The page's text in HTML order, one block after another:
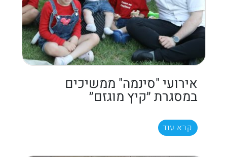
אירועי "סינמה" ממשיכים
במסגרת ״קיץ מוגזם״
קרא עוד